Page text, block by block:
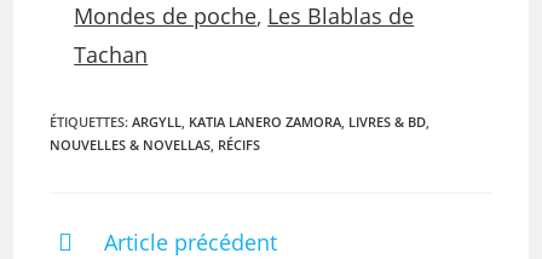
Mondes de poche, Les Blablas de
Tachan
ÉTIQUETTES:ARGYLL, KATIA LANERO ZAMORA, LIVRES & BD,
NOUVELLES & NOVELLAS, RÉCIFS
Article précédent